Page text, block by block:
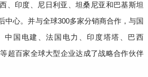
、印度、尼日利亚、坦桑尼亚和巴基斯坦
中心。并与全球300多家分销商合作，与国
中国电建、法国电力、印度塔塔、巴西
超百家全球大型企业达成了战略合作伙伴